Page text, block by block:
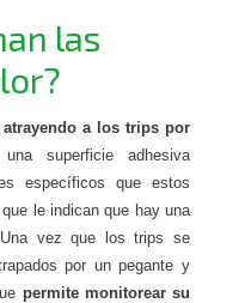
las
atrayendo a los trips por
superficie adhesiva
específicos que estos
le indican que hay una
vez que los trips se
por un pegante y
permite monitorear su